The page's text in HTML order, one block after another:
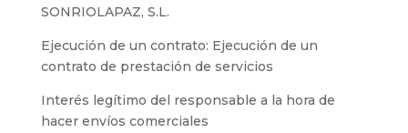
SONRIOLAPAZ, S.L.
Ejecución de un contrato: Ejecución de un
contrato de prestación de servicios
Interés legítimo del responsable a la hora de
hacer envíos comerciales